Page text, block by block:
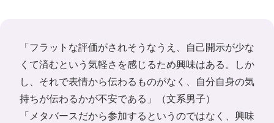
「フラットな評価がされそうなうえ、自己開示が少な
くて済むという気軽さを感じるため興味はある。しか
し、それで表情から伝わるものがなく、自分自身の気
持ちが伝わるかが不安である」（文系男子）
「メタバースだから参加するというのではなく、興味